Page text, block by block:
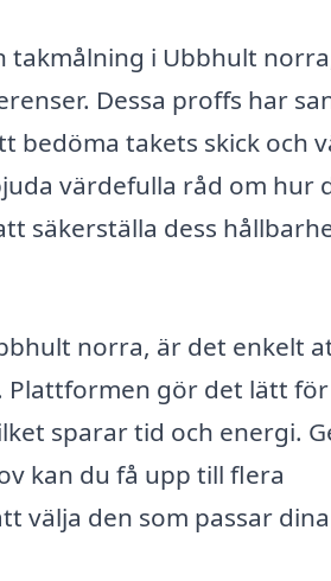
takmålning i Ubbhult
Dessa proffs har
bedöma takets skick och
värdefulla råd om hur
säkerställa dess
norra, är det enkelt
Plattformen gör det lätt
sparar tid och energi.
kan du få upp till flera
välja den som passar